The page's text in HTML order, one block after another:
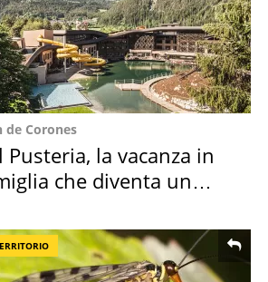
de Corones
Pusteria, la vacanza in
che diventa un